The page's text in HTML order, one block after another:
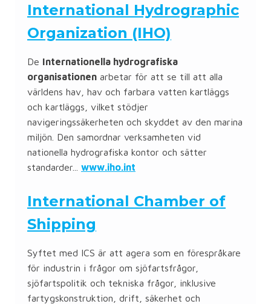
International Hydrographic
Organization (IHO)
De Internationella hydrografiska
organisationen arbetar för att se till att alla
världens hav, hav och farbara vatten kartläggs
och kartläggs, vilket stödjer
navigeringssäkerheten och skyddet av den marina
miljön. Den samordnar verksamheten vid
nationella hydrografiska kontor och sätter
standarder... www.iho.int
International Chamber of
Shipping
Syftet med ICS är att agera som en förespråkare
för industrin i frågor om sjöfartsfrågor,
sjöfartspolitik och tekniska frågor, inklusive
fartygskonstruktion, drift, säkerhet och